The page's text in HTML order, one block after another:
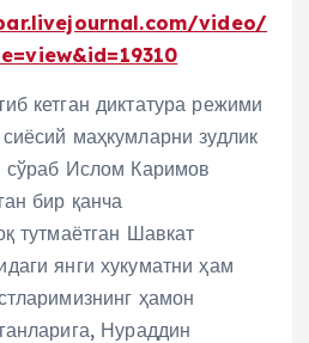
video/
кетган диктатура режими
маҳкумларни зудлик
сўраб Ислом Каримов
бир қанча
тутмаётган Шавкат
янги хукуматни ҳам
ҳамон
Нураддин